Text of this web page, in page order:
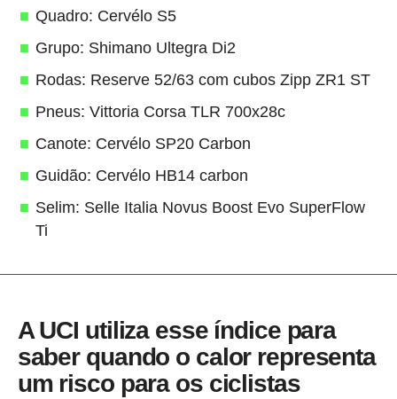
Quadro: Cervélo S5
Grupo: Shimano Ultegra Di2
Rodas: Reserve 52/63 com cubos Zipp ZR1 ST
Pneus: Vittoria Corsa TLR 700x28c
Canote: Cervélo SP20 Carbon
Guidão: Cervélo HB14 carbon
Selim: Selle Italia Novus Boost Evo SuperFlow
Ti
A UCI utiliza esse índice para
saber quando o calor representa
um risco para os ciclistas